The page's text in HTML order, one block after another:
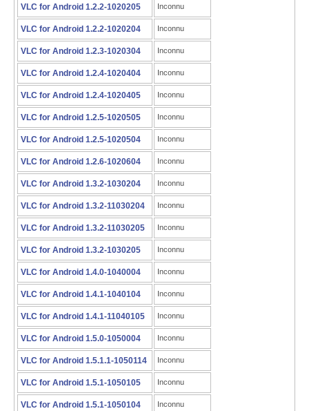
VLC for Android 1.2.2-1020205 Inconnu
VLC for Android 1.2.2-1020204 Inconnu
VLC for Android 1.2.3-1020304 Inconnu
VLC for Android 1.2.4-1020404 Inconnu
VLC for Android 1.2.4-1020405 Inconnu
VLC for Android 1.2.5-1020505 Inconnu
VLC for Android 1.2.5-1020504 Inconnu
VLC for Android 1.2.6-1020604 Inconnu
VLC for Android 1.3.2-1030204 Inconnu
VLC for Android 1.3.2-11030204 Inconnu
VLC for Android 1.3.2-11030205 Inconnu
VLC for Android 1.3.2-1030205 Inconnu
VLC for Android 1.4.0-1040004 Inconnu
VLC for Android 1.4.1-1040104 Inconnu
VLC for Android 1.4.1-11040105 Inconnu
VLC for Android 1.5.0-1050004 Inconnu
VLC for Android 1.5.1.1-1050114 Inconnu
VLC for Android 1.5.1-1050105 Inconnu
VLC for Android 1.5.1-1050104 Inconnu